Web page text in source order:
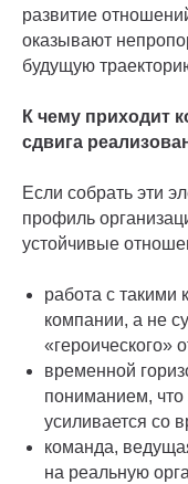
развитие
оказывают
будущую
К чему приходит
сдвига
Если собрать эти
профиль
устойчивые
работа с такими
компании, а не
«героического»
временной
пониманием, что
усиливается со
команда,
на реальную